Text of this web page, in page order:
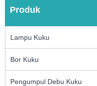
Produk
Lampu Kuku
Bor Kuku
Pengumpul Debu Kuku